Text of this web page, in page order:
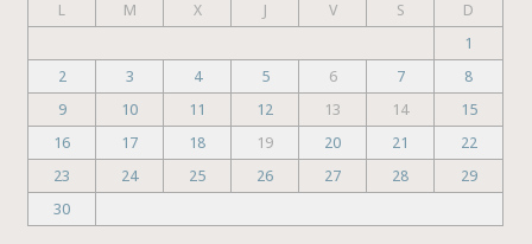
L
M X J V S
D
1
2
3 4 5 6 7
8
9
10 11 12 13 14
15
16
17 18 19 20 21
22
23
24 25 26 27 28
29
30